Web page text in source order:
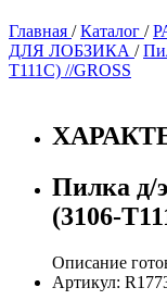
Главная /Каталог /
ДЛЯ ЛОБЗИКА /
Т111С) //GROSS
Пилка д/
(3106-
Описание
Артикул: